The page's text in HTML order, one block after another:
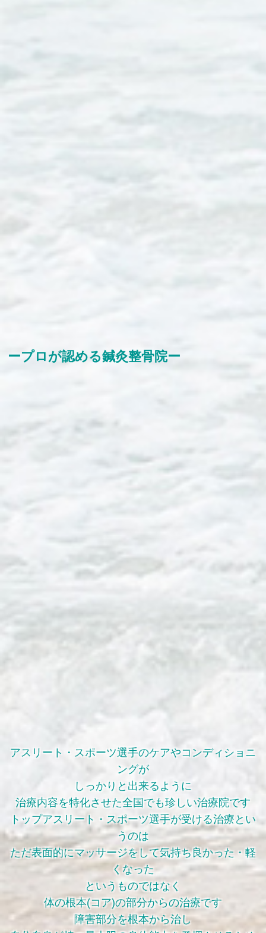
ープロが認める鍼灸整骨院ー
アスリート・スポーツ選手のケアやコンディショニ
ングが
しっかりと出来るように
治療内容を特化させた全国でも珍しい治療院です
トップアスリート・スポーツ選手が受ける治療とい
うのは
ただ表面的にマッサージをして気持ち良かった・軽
くなった
というものではなく
体の根本(コア)の部分からの治療です
障害部分を根本から治し